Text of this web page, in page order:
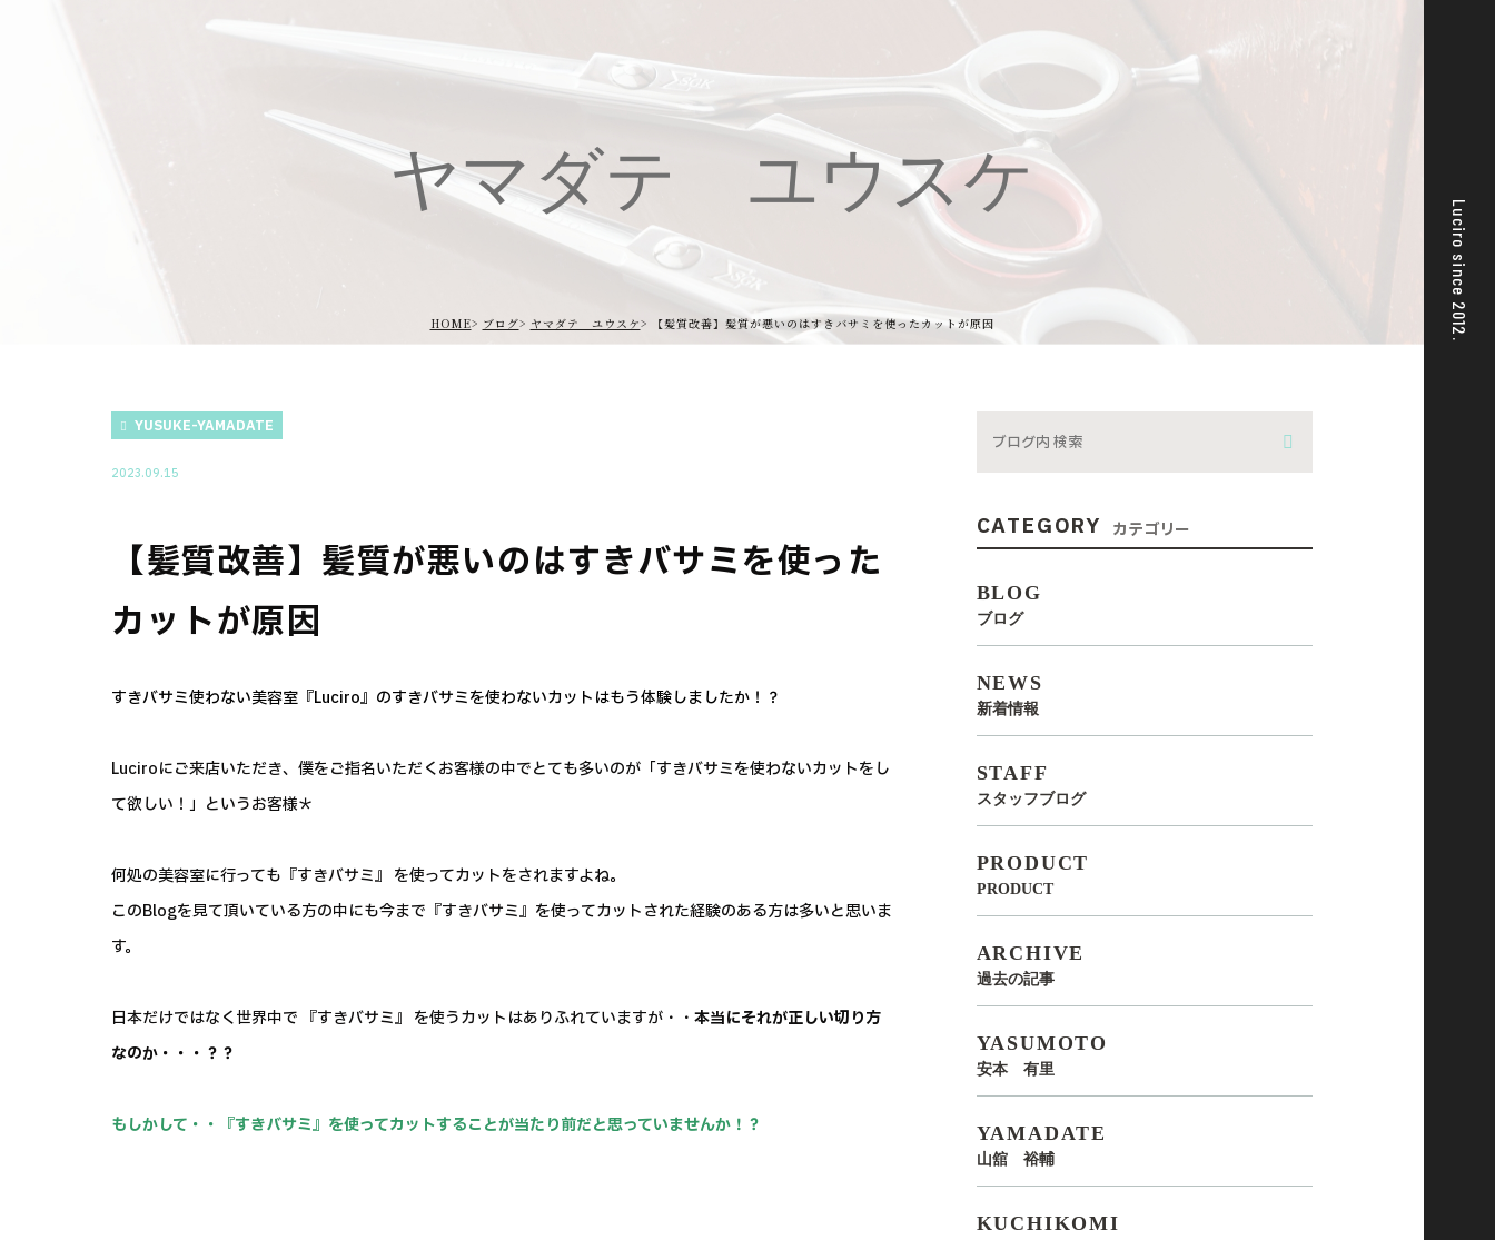
Luciro since 2012.
ヤマダテ ユウスケ
HOME ブログ ヤマダテ ユウスケ 【髪質改善】髪質が悪いのはすきバサミを使ったカットが原因
YUSUKE-YAMADATE
2023.09.15
【髪質改善】髪質が悪いのはすきバサミを使った
カットが原因
すきバサミ使わない美容室『Luciro』のすきバサミを使わないカットはもう体験しましたか！？
Luciroにご来店いただき、僕をご指名いただくお客様の中でとても多いのが「すきバサミを使わないカットをし
て欲しい！」というお客様＊
何処の美容室に行っても『すきバサミ』 を使ってカットをされますよね。
このBlogを見て頂いている方の中にも今まで『すきバサミ』を使ってカットされた経験のある方は多いと思いま
す。
日本だけではなく世界中で 『すきバサミ』 を使うカットはありふれていますが・・ 本当にそれが正しい切り方
なのか・・・？？
もしかして・・『すきバサミ』を使ってカットすることが当たり前だと思っていませんか！？
CATEGORY カテゴリー
BLOG
ブログ
NEWS
新着情報
STAFF
スタッフブログ
PRODUCT
PRODUCT
ARCHIVE
過去の記事
YASUMOTO
安本 有里
YAMADATE
山舘 裕輔
KUCHIKOMI